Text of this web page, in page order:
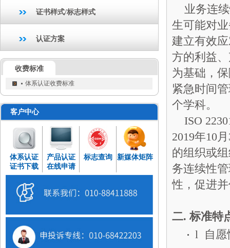
证书样式/标志样式
认证方案
收费标准
体系认证收费标准
客户中心
体系认证
证书下载
产品认证
在线申请
标志查询 新媒体矩阵
业务连续
生可能对
建立有效
方的利益
为基础，
紧急时间
个学科。
ISO
2019年10
的组织或
务连续性
性，促进
二. 标准特
l 自愿